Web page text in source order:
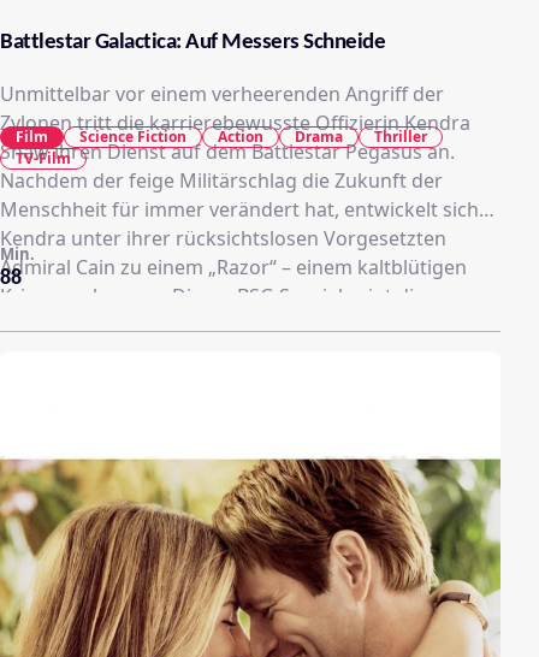
Battlestar Galactica: Auf Messers Schneide
Unmittelbar vor einem verheerenden Angriff der
Zylonen tritt die karrierebewusste Offizierin Kendra
Shaw ihren Dienst auf dem Battlestar Pegasus an.
Nachdem der feige Militärschlag die Zukunft der
Menschheit für immer verändert hat, entwickelt sich
Kendra unter ihrer rücksichtslosen Vorgesetzten
Admiral Cain zu einem „Razor“ – einem kaltblütigen
Kriegswerkzeug ... Dieses BSG Special zeigt die
Geschehnisse um die Pegasus bevor sie auf die
88
Min.
Film Science Fiction Action Drama
Thriller
TV-Film